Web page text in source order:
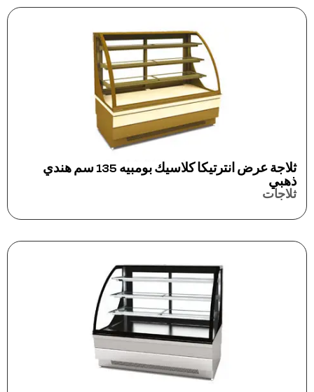
ثلاجة عرض انترتيكا كلاسيك بومبيه 135 سم هندي
ذهبي
ثلاجات